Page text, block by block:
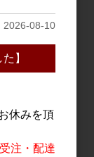
2026-08-10
】
休みを頂
注・配達